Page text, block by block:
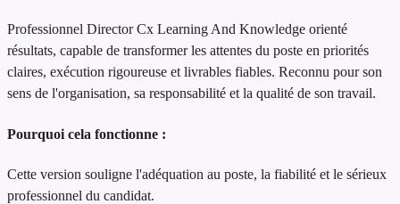
Professionnel Director Cx Learning And Knowledge orienté
résultats, capable de transformer les attentes du poste en priorités
claires, exécution rigoureuse et livrables fiables. Reconnu pour son
sens de l'organisation, sa responsabilité et la qualité de son travail.
Pourquoi cela fonctionne :
Cette version souligne l'adéquation au poste, la fiabilité et le sérieux
professionnel du candidat.